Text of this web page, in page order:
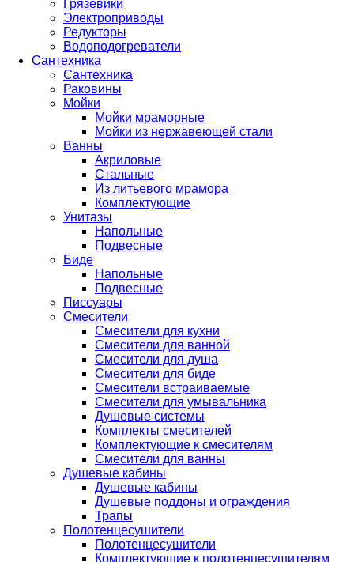
Грязевики
Электроприводы
Редукторы
Водоподогреватели
Сантехника
Сантехника
Раковины
Мойки
Мойки мраморные
Мойки из нержавеющей стали
Ванны
Акриловые
Стальные
Из литьевого мрамора
Комплектующие
Унитазы
Напольные
Подвесные
Биде
Напольные
Подвесные
Писсуары
Смесители
Смесители для кухни
Смесители для ванной
Смесители для душа
Смесители для биде
Смесители встраиваемые
Смесители для умывальника
Душевые системы
Комплекты смесителей
Комплектующие к смесителям
Смесители для ванны
Душевые кабины
Душевые кабины
Душевые поддоны и ограждения
Трапы
Полотенцесушители
Полотенцесушители
Комплектующие к полотенцесушителям